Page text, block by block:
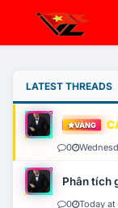
LATEST THREADS
VÀNG
0
Phân tích
0 Today at